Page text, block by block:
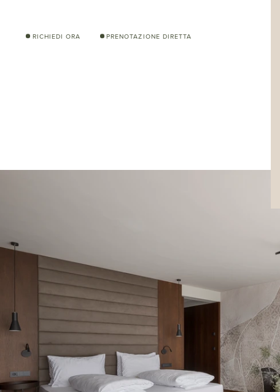
RICHIEDI ORA PRENOTAZIONE DIRETTA